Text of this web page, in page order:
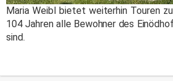
Maria Weibl bietet weiterhin Touren
104 Jahren alle Bewohner des
sind.